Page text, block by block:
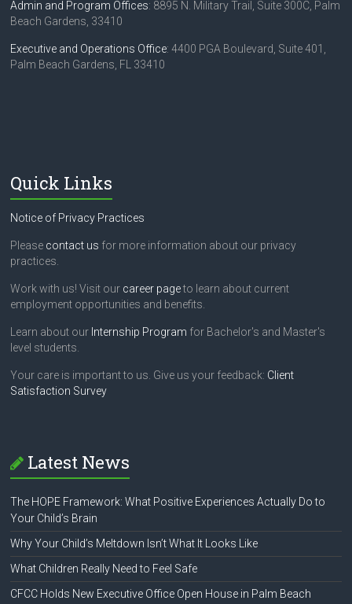
Admin and Program Offices: 8895 N. Military Trail, Suite 300C, Palm
Beach Gardens, 33410
Executive and Operations Office: 4400 PGA Boulevard, Suite 401,
Palm Beach Gardens, FL 33410
Quick Links
Notice of Privacy Practices
Please contact us for more information about our privacy
practices.
Work with us! Visit our career pageto learn about current
employment opportunities and benefits.
Learn about our Internship Program for Bachelor's and Master's
level students.
Your care is important to us. Give us your feedback: Client
Satisfaction Survey
Latest News
The HOPE Framework: What Positive Experiences Actually Do to
Your Child’s Brain
Why Your Child’s Meltdown Isn’t What It Looks Like
What Children Really Need to Feel Safe
CFCC Holds New Executive Office Open House in Palm Beach